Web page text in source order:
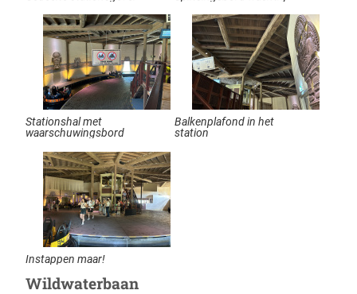
Stationshal met
waarschuwingsbord
Balkenplafond in het
station
Instappen maar!
Wildwaterbaan